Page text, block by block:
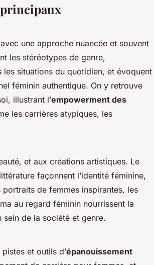
principaux
une approche nuancée et souvent
les stéréotypes de genre,
les situations du quotidien, et évoquent
féminin authentique. On y retrouve
illustrant l’empowerment des
les carrières atypiques, les
et aux créations artistiques. Le
façonnent l’identité féminine,
de femmes inspirantes, les
au regard féminin nourrissent la
sein de la société et genre.
et outils d’épanouissement